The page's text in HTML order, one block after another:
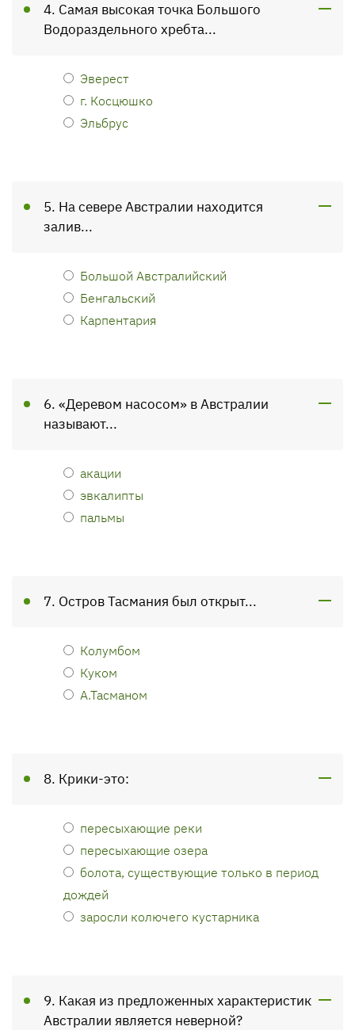
4. Самая высокая точка Большого
Водораздельного хребта...
Эверест
г. Косцюшко
Эльбрус
5. На севере Австралии находится
залив...
Большой Австралийский
Бенгальский
Карпентария
6. «Деревом насосом» в Австралии
называют...
акации
эвкалипты
пальмы
7. Остров Тасмания был открыт...
Колумбом
Куком
А.Тасманом
8. Крики-это:
пересыхающие реки
пересыхающие озера
болота, существующие только в период
дождей
заросли колючего кустарника
9. Какая из предложенных характеристик
Австралии является неверной?